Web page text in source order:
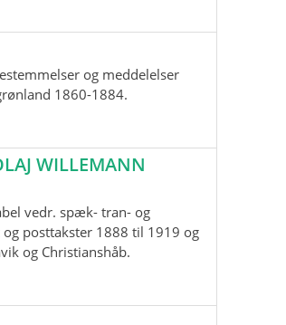
og meddelelser
1860-1884.
WILLEMANN
vedr. spæk- tran- og
posttakster 1888 til 1919 og
og Christianshåb.